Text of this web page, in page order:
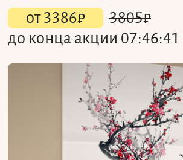
от3386₽ 3805₽
до конца акции 07:46:41